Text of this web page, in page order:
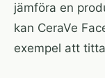
jämföra en
kan CeraVe
exempel att